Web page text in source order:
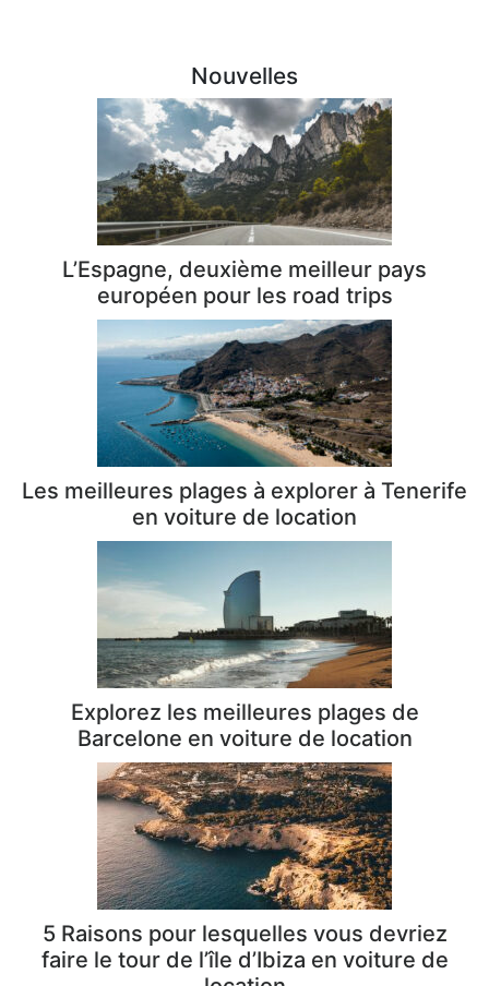
Nouvelles
L’Espagne, deuxième meilleur pays
européen pour les road trips
Les meilleures plages à explorer à Tenerife
en voiture de location
Explorez les meilleures plages de
Barcelone en voiture de location
5 Raisons pour lesquelles vous devriez
faire le tour de l’île d’Ibiza en voiture de